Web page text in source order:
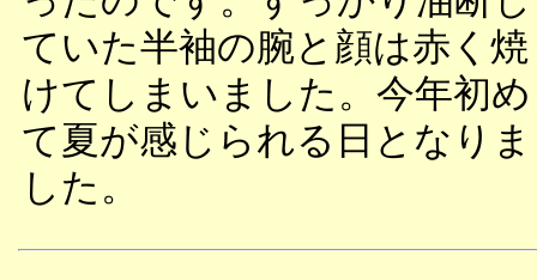
ていた半袖の腕と顔は赤く焼
けてしまいました。今年初め
て夏が感じられる日となりま
した。